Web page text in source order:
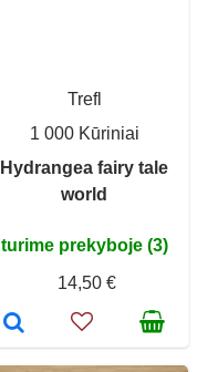
Trefl
1 000 Kūriniai
Hydrangea fairy tale
world
turime prekyboje (3)
14,50 €